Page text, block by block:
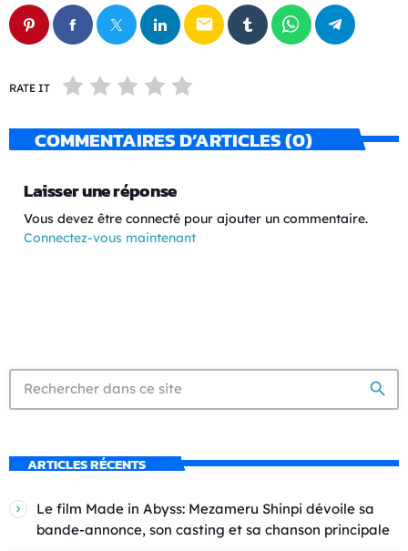
email
RATE IT
COMMENTAIRES D’ARTICLES (0)
Laisser une réponse
Vous devez être connecté pour ajouter un commentaire.
Connectez-vous maintenant
search
ARTICLES RÉCENTS
Le film Made in Abyss: Mezameru Shinpi dévoile sa
bande-annonce, son casting et sa chanson principale